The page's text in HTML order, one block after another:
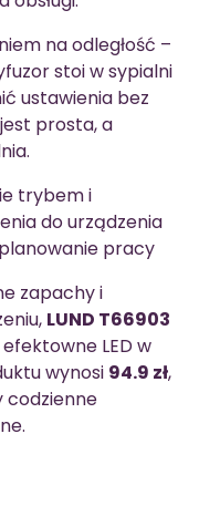
na odległość –
stoi w sypialni
ustawienia bez
prosta, a
trybem i
do urządzenia
pracy
zapachy i
LUND T66903
LED w
wynosi 94.9 zł,
codzienne